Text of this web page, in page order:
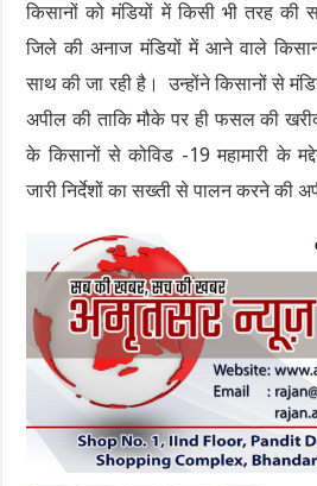
किसानों को मंडियों में किसी भी तरह की
जिले की अनाज मंडियों में आने वाले
साथ की जा रही है। उन्होंने किसानों से
अपील की ताकि मौके पर ही फसल की
के किसानों से कोविड -19 महामारी के
जारी निर्देशों का सख्ती से पालन करने की